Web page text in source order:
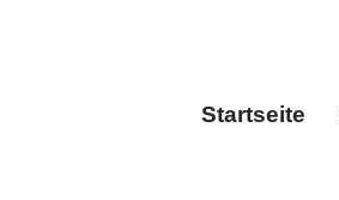
Startseite